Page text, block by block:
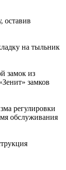
оставив
на тыльник
замок из
замков
регулировки
обслуживания